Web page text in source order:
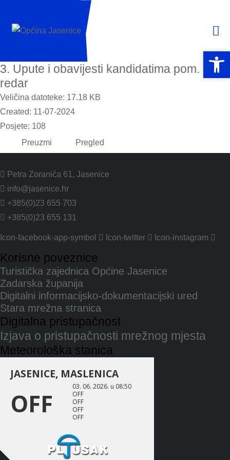
3. Upute i obavijesti kandidatima pom.
redar
Veličina datoteke: 17.18 KB
Created: 11-07-2024
Posjete: 108
Preuzmi
Pregled
Petra Zoranića 61, Jasenice
info@jasenice.hr
+385(0)23 655 703
+385(0)23 655 131
Icon-facebook-app-symbol Icon-twitter Icon-instagram
Korisne poveznice
Turistička zajednica Općine Jasenice
Zadarska županija
Digitalni informacijsko-dokumentacijski ured
Stara mrežna stranica
Digitalna pristupačnost
Izjava o pristupačnosti mrežnog mjesta
Meteorološka stanica